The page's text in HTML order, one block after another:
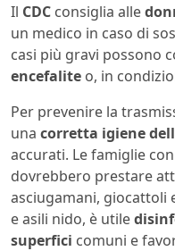
Il CDC consiglia alle
un medico in caso di
casi più gravi possono
encefalite o, in
Per prevenire la
una corretta igiene
accurati. Le famiglie
dovrebbero prestare
asciugamani, giocattoli
e asili nido, è utile
superfici comuni e